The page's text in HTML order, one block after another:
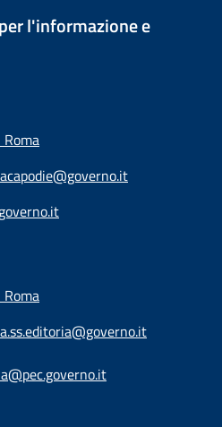
l'informazione e